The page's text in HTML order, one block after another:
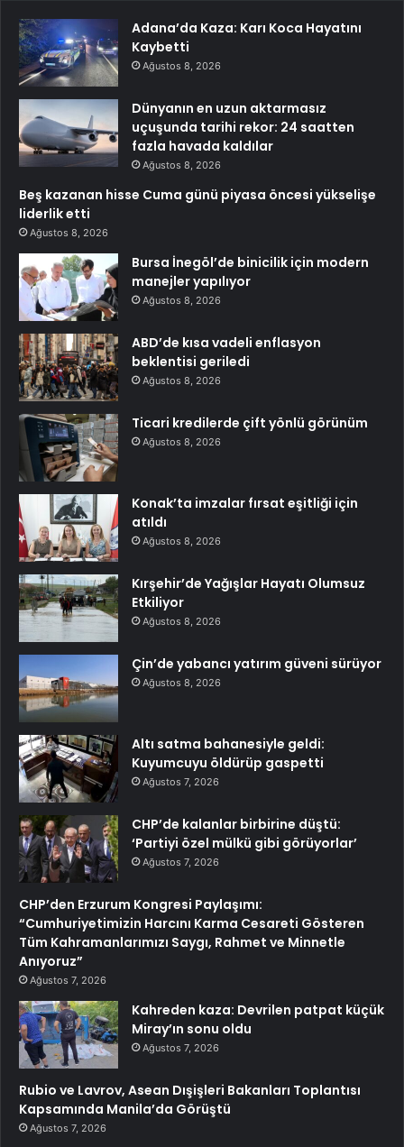
Adana’da Kaza: Karı Koca Hayatını
Kaybetti
Ağustos 8, 2026
Dünyanın en uzun aktarmasız
uçuşunda tarihi rekor: 24 saatten
fazla havada kaldılar
Ağustos 8, 2026
Beş kazanan hisse Cuma günü piyasa öncesi yükselişe
liderlik etti
Ağustos 8, 2026
Bursa İnegöl’de binicilik için modern
manejler yapılıyor
Ağustos 8, 2026
ABD’de kısa vadeli enflasyon
beklentisi geriledi
Ağustos 8, 2026
Ticari kredilerde çift yönlü görünüm
Ağustos 8, 2026
Konak’ta imzalar fırsat eşitliği için
atıldı
Ağustos 8, 2026
Kırşehir’de Yağışlar Hayatı Olumsuz
Etkiliyor
Ağustos 8, 2026
Çin’de yabancı yatırım güveni sürüyor
Ağustos 8, 2026
Altı satma bahanesiyle geldi:
Kuyumcuyu öldürüp gaspetti
Ağustos 7, 2026
CHP’de kalanlar birbirine düştü:
‘Partiyi özel mülkü gibi görüyorlar’
Ağustos 7, 2026
CHP’den Erzurum Kongresi Paylaşımı:
“Cumhuriyetimizin Harcını Karma Cesareti Gösteren
Tüm Kahramanlarımızı Saygı, Rahmet ve Minnetle
Anıyoruz”
Ağustos 7, 2026
Kahreden kaza: Devrilen patpat küçük
Miray’ın sonu oldu
Ağustos 7, 2026
Rubio ve Lavrov, Asean Dışişleri Bakanları Toplantısı
Kapsamında Manila’da Görüştü
Ağustos 7, 2026